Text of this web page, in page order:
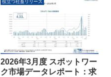
す。常勤配置や支援人数上限な
ど、登録支援機関が今から準備す
べき内容が整理されます。
役立つ社畜リリース
2026年3月度 スポットワー
ク市場データレポート：求